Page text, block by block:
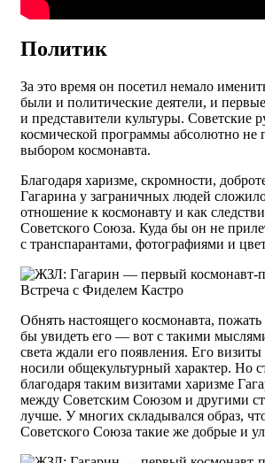
Политик
За это время он посетил немало
были и политические деятели, и
и представители культуры. Советские
космической программы абсолютно не
выбором космонавта.
Благодаря харизме, скромности,
Гагарина у заграничных людей
отношение к космонавту и как
Советского Союза. Куда бы он не
с транспарантами, фотографиями и
Встреча с Фиделем Кастро
Обнять настоящего космонавта,
бы увидеть его — вот с такими
света ждали его появления. Его
носили общекультурный характер. Но
благодаря таким визитами харизме
между Советским Союзом и другими
лучше. У многих складывался образ,
Советского Союза такие же добрые и